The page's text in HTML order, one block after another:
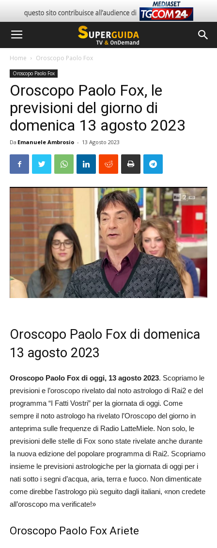
Home Oroscopo Paolo Fox
Oroscopo Paolo Fox
Oroscopo Paolo Fox, le
previsioni del giorno di
domenica 13 agosto 2023
Da Emanuele Ambrosio - 13 Agosto 2023
Oroscopo Paolo Fox di domenica
13 agosto 2023
Oroscopo Paolo Fox di oggi, 13 agosto 2023. Scopriamo le
previsioni e l’oroscopo rivelato dal noto astrologo di Rai2 e del
programma “I Fatti Vostri” per la giornata di oggi. Come
sempre il noto astrologo ha rivelato l’Oroscopo del giorno in
anteprima sulle frequenze di Radio LatteMiele. Non solo, le
previsioni delle stelle di Fox sono state rivelate anche durante
la nuova edizione del popolare programma di Rai2. Scopriamo
insieme le previsioni astrologiche per la giornata di oggi per i
nati sotto i segni d’acqua, aria, terra e fuoco. Non dimenticate
come direbbe l’astrologo più seguito dagli italiani, «non credete
all’oroscopo ma verificate!»
Oroscopo Paolo Fox Ariete